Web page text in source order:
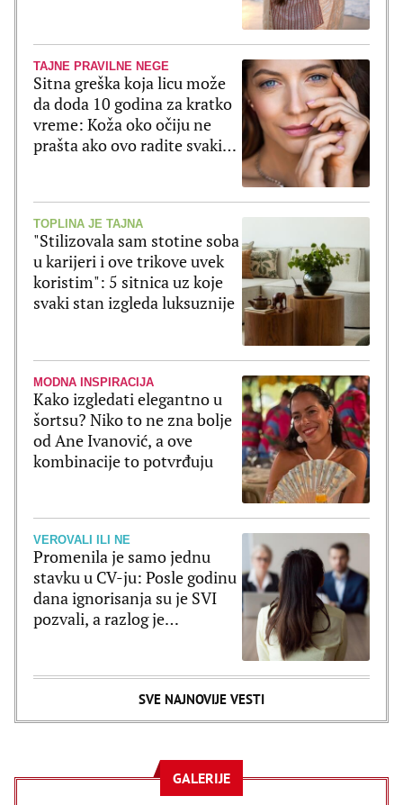
TAJNE PRAVILNE NEGE
Sitna greška koja licu može
da doda 10 godina za kratko
vreme: Koža oko očiju ne
prašta ako ovo radite svaki
TOPLINA JE TAJNA
"Stilizovala sam stotine soba
u karijeri i ove trikove uvek
koristim": 5 sitnica uz koje
svaki stan izgleda luksuznije
MODNA INSPIRACIJA
Kako izgledati elegantno u
šortsu? Niko to ne zna bolje
od Ane Ivanović, a ove
kombinacije to potvrđuju
VEROVALI ILI NE
Promenila je samo jednu
stavku u CV-ju: Posle godinu
dana ignorisanja su je SVI
pozvali, a razlog je
SVE NAJNOVIJE VESTI
GALERIJE